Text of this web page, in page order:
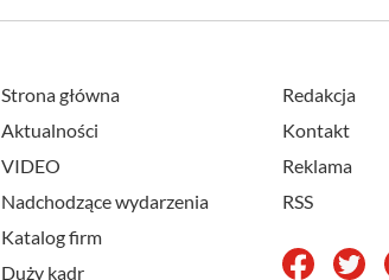
Strona główna
Aktualności
VIDEO
Nadchodzące wydarzenia
Katalog firm
Duży kadr
Redakcja
Kontakt
Reklama
RSS